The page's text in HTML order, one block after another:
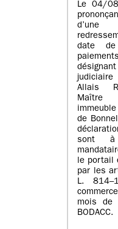
Le 04/
d’une
date
Allais
Maître
de
sont à
le portail
par les
L.
mois de
BODACC.